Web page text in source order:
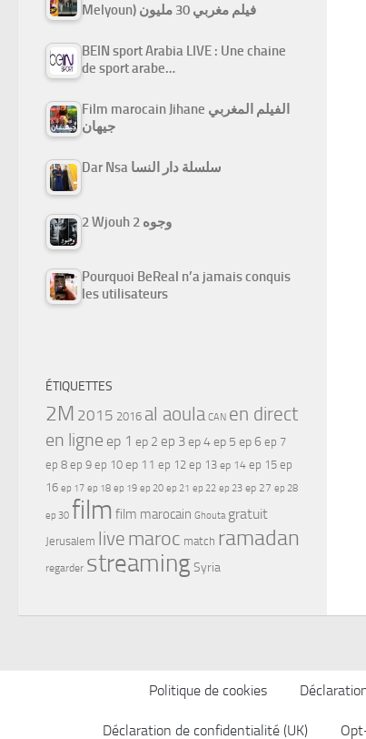
Melyoun) فيلم مغربي 30 مليون
BEIN sport Arabia LIVE : Une chaine
de sport arabe…
Film marocain Jihane الفيلم المغربي
جيهان
Dar Nsa سلسلة دار النسا
2 Wjouh 2 وجوه
Pourquoi BeReal n’a jamais conquis
les utilisateurs
ÉTIQUETTES
2M 2015 2016 al aoula CAN en direct
en ligne ep 1 ep 2 ep 3ep 4ep 5 ep 6 ep 7
ep 8 ep 9 ep 10 ep 11 ep 12 ep 13 ep 14 ep 15 ep
16 ep 17 ep 18 ep 19 ep 20 ep 21 ep 22 ep 23 ep 27 ep 28
ep 30 film film marocain Ghouta gratuit
Jerusalem live maroc match ramadan
regarder streamingSyria
Politique de cookies
Déclaration de confidentialité (UK)